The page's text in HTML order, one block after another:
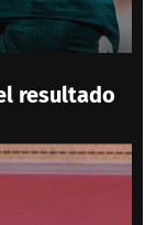
resultado